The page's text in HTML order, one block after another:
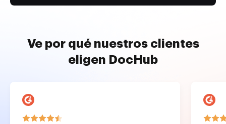
Ve por qué nuestros clientes
eligen DocHub